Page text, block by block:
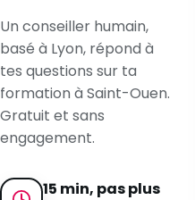
Un conseiller humain,
basé à Lyon, répond à
tes questions sur ta
formation à Saint-Ouen.
Gratuit et sans
engagement.
15 min, pas plus